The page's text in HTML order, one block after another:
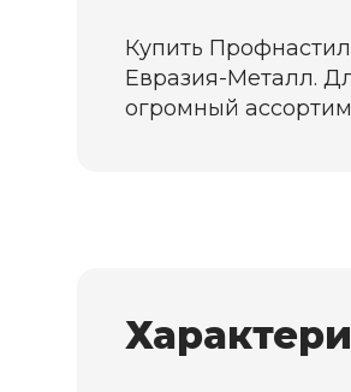
Купить
Евразия-Металл.
огромный